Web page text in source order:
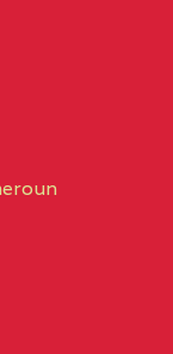
LAIC